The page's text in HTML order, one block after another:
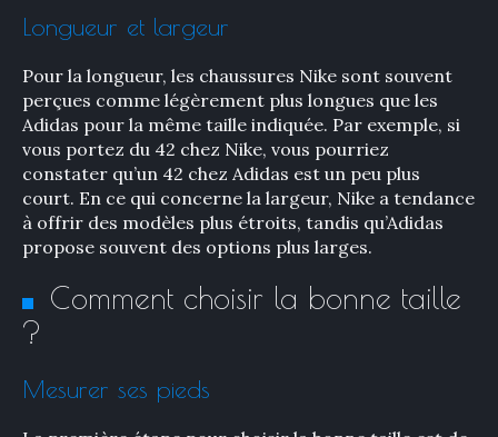
Longueur et largeur
Pour la longueur, les chaussures Nike sont souvent
perçues comme légèrement plus longues que les
Adidas pour la même taille indiquée. Par exemple, si
vous portez du 42 chez Nike, vous pourriez
constater qu’un 42 chez Adidas est un peu plus
court. En ce qui concerne la largeur, Nike a tendance
à offrir des modèles plus étroits, tandis qu’Adidas
propose souvent des options plus larges.
Comment choisir la bonne taille
?
Mesurer ses pieds